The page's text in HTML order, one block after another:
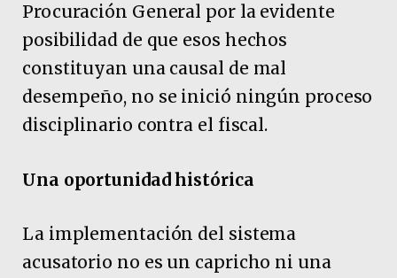
Procuración General por la evidente
posibilidad de que esos hechos
constituyan una causal de mal
desempeño, no se inició ningún proceso
disciplinario contra el fiscal.
Una oportunidad histórica
La implementación del sistema
acusatorio no es un capricho ni una